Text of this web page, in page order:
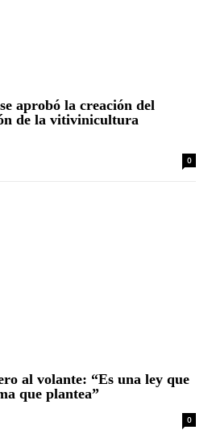
aprobó la creación del
de la vitivinicultura
0
al volante: “Es una ley que
que plantea”
0